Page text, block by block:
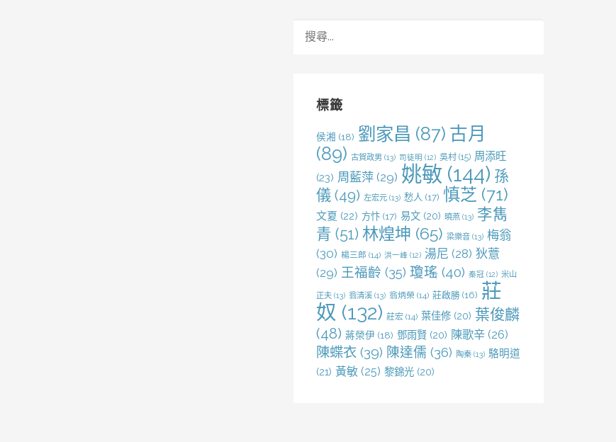
標籤
侯湘 (18) 劉家昌 (87) 古月
(89) 古賀政男 (13) 司徒明 (12) 吳村(15) 周添旺
(23) 周藍萍(29) 姚敏 (144) 孫
儀(49) 左宏元(13) 愁人 (17) 慎芝 (71)
文夏 (22) 方忭(17) 易文(20) 曉燕(13) 李雋
青 (51) 林煌坤 (65) 梁樂音(13) 梅翁
(30) 楊三郎 (14) 洪一峰 (12) 湯尼 (28) 狄薏
(29) 王福齡 (35) 瓊瑤 (40) 秦冠 (12) 米山
正夫(13) 翁清溪(13) 翁炳榮 (14) 莊啟勝(16) 莊
奴 (132) 莊宏(14) 葉佳修(20) 葉俊麟
(48) 蔣榮伊 (18) 鄧雨賢(20) 陳歌辛(26)
陳蝶衣(39) 陳達儒 (36) 陶秦(13) 駱明道
(21) 黃敏(25) 黎錦光(20)